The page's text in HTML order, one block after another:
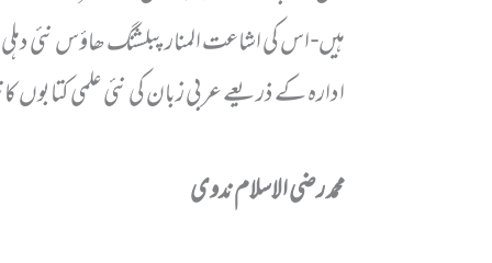
ہیں- اس کی اشاعت المنار پبلشنگ ھاؤس نئی
ادارہ کے ذریعے عربی زبان کی نئی علمی
محمد رضی الاسلام ندوی